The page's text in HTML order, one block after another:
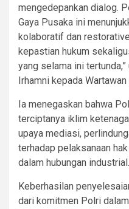
mengedepankan dialog.
Gaya Pusaka ini
kolaboratif dan
kepastian hukum
yang selama ini
Irhamni kepada
Ia menegaskan bahwa
terciptanya iklim
upaya mediasi,
terhadap pelaksanaan
dalam hubungan industrial.
Keberhasilan
dari komitmen Polri